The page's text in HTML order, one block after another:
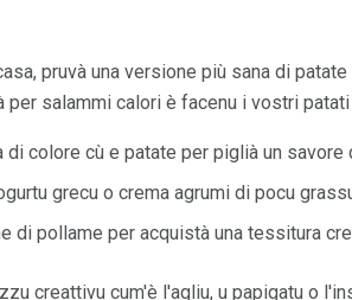
pruvà una versione più sana di
per salammi calori è facenu i vostri
di colore cù e patate per piglià un savore
grecu o crema agrumi di pocu
di pollame per acquistà una tessitura
creattivu cum'è l'agliu, u papigatu o